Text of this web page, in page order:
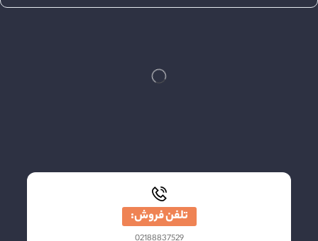
تلفن فروش: